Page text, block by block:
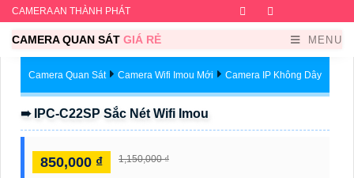
CAMERA AN THÀNH PHÁT Facebook
CAMERA QUAN SÁT GIÁ RẺ MENU
Camera Quan Sát Camera Wifi Imou Mới Camera IP Không Dây
➠ IPC-C22SP Sắc Nét Wifi Imou
850,000 ₫ 1,150,000 ₫